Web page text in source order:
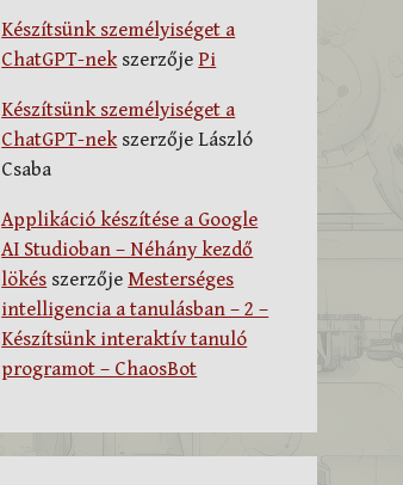
Készítsünk személyiséget a
ChatGPT-nekszerzője Pi
Készítsünk személyiséget a
ChatGPT-nekszerzője László
Csaba
Applikáció készítése a Google
AI Studioban – Néhány kezdő
lökés szerzőjeMesterséges
intelligencia a tanulásban – 2 –
Készítsünk interaktív tanuló
programot – ChaosBot